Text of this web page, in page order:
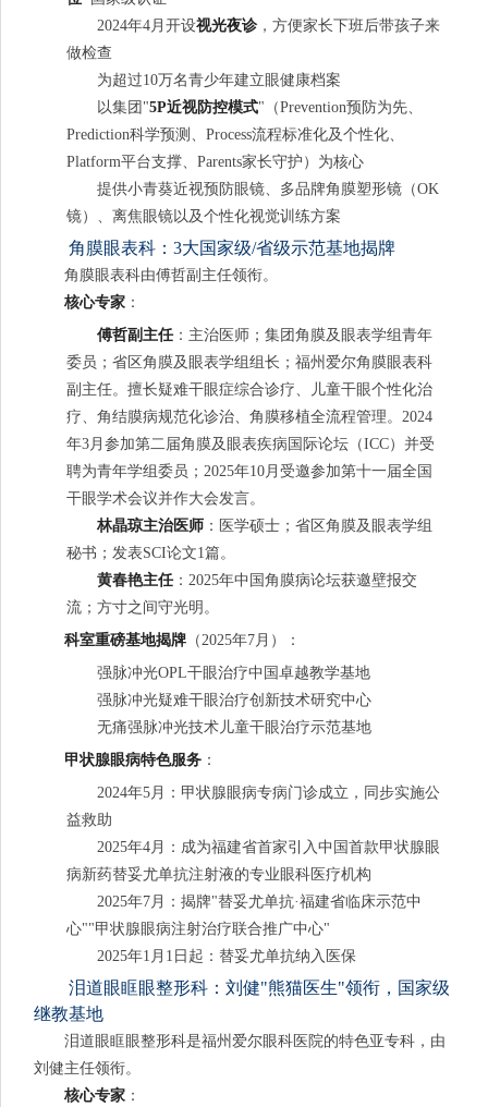
2024年4月开设视光夜诊，方便家长下班后带孩子来
做检查
为超过10万名青少年建立眼健康档案
以集团"5P近视防控模式"（Prevention预防为先、
Prediction科学预测、Process流程标准化及个性化、
Platform平台支撑、Parents家长守护）为核心
提供小青葵近视预防眼镜、多品牌角膜塑形镜（OK
镜）、离焦眼镜以及个性化视觉训练方案
角膜眼表科：3大国家级/省级示范基地揭牌
角膜眼表科由傅哲副主任领衔。
核心专家 ：
傅哲副主任 ：主治医师；集团角膜及眼表学组青年
委员；省区角膜及眼表学组组长；福州爱尔角膜眼表科
副主任。擅长疑难干眼症综合诊疗、儿童干眼个性化治
疗、角结膜病规范化诊治、角膜移植全流程管理。2024
年3月参加第二届角膜及眼表疾病国际论坛（ICC）并受
聘为青年学组委员；2025年10月受邀参加第十一届全国
干眼学术会议并作大会发言。
林晶琼主治医师 ：医学硕士；省区角膜及眼表学组
秘书；发表SCI论文1篇。
黄春艳主任 ：2025年中国角膜病论坛获邀壁报交
流；方寸之间守光明。
科室重磅基地揭牌 （2025年7月）：
强脉冲光OPL干眼治疗中国卓越教学基地
强脉冲光疑难干眼治疗创新技术研究中心
无痛强脉冲光技术儿童干眼治疗示范基地
甲状腺眼病特色服务 ：
2024年5月：甲状腺眼病专病门诊成立，同步实施公
益救助
2025年4月：成为福建省首家引入中国首款甲状腺眼
病新药替妥尤单抗注射液的专业眼科医疗机构
2025年7月：揭牌"替妥尤单抗·福建省临床示范中
心""甲状腺眼病注射治疗联合推广中心"
2025年1月1日起：替妥尤单抗纳入医保
泪道眼眶眼整形科：刘健"熊猫医生"领衔，国家级
继教基地
泪道眼眶眼整形科是福州爱尔眼科医院的特色亚专科，由
刘健主任领衔。
核心专家 ：